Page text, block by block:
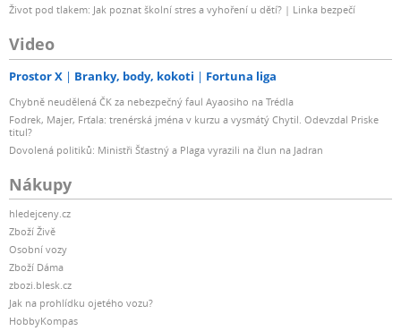
Život pod tlakem: Jak poznat školní stres a vyhoření u dětí? | Linka bezpečí
Video
Prostor X Branky, body, kokoti Fortuna liga
Chybně neudělená ČK za nebezpečný faul Ayaosiho na Trédla
Fodrek, Majer, Frťala: trenérská jména v kurzu a vysmátý Chytil. Odevzdal Priske
titul?
Dovolená politiků: Ministři Šťastný a Plaga vyrazili na člun na Jadran
Nákupy
hledejceny.cz
Zboží Živě
Osobní vozy
Zboží Dáma
zbozi.blesk.cz
Jak na prohlídku ojetého vozu?
HobbyKompas